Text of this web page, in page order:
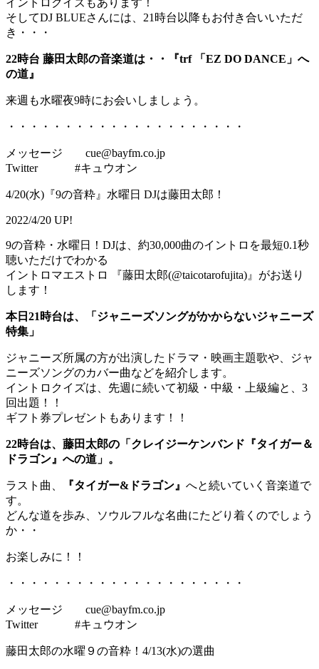
イントロクイズもあります！
そしてDJ BLUEさんには、21時台以降もお付き合いいただ
き・・・
22時台 藤田太郎の音楽道は・・『trf 「EZ DO DANCE」へ
の道』
来週も水曜夜9時にお会いしましょう。
・・・・・・・・・・・・・・・・・・・・・
メッセージ cue@bayfm.co.jp
Twitter #キュウオン
4/20(水)『9の音粋』水曜日 DJは藤田太郎！
2022/4/20 UP!
9の音粋・水曜日！DJは、約30,000曲のイントロを最短0.1秒
聴いただけでわかる
イントロマエストロ 『藤田太郎(@taicotarofujita)』がお送り
します！
本日21時台は、「ジャニーズソングがかからないジャニーズ
特集」
ジャニーズ所属の方が出演したドラマ・映画主題歌や、ジャ
ニーズソングのカバー曲などを紹介します。
イントロクイズは、先週に続いて初級・中級・上級編と、3
回出題！！
ギフト券プレゼントもあります！！
22時台は、藤田太郎の「クレイジーケンバンド『タイガー＆
ドラゴン』への道」。
ラスト曲、 『タイガー&ドラゴン』 へと続いていく音楽道で
す。
どんな道を歩み、ソウルフルな名曲にたどり着くのでしょう
か・・
お楽しみに！！
・・・・・・・・・・・・・・・・・・・・・
メッセージ cue@bayfm.co.jp
Twitter #キュウオン
藤田太郎の水曜９の音粋！4/13(水)の選曲